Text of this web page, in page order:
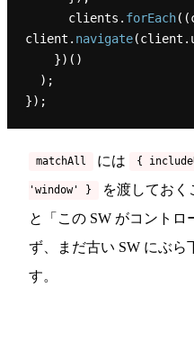
      clients.
forEach( (
client. navigate(client.
matchAll には {
'window' }
を渡してお
と「この SW がコントロ
ず、まだ古い SW にぶ
す。